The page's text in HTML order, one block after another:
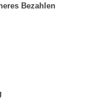
Bezahlen